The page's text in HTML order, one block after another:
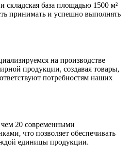
складская база площадью 1500 м²
принимать и успешно выполнять
на производстве
продукции, создавая товары,
потребностям наших
чем 20 современными
что позволяет обеспечивать
единицы продукции.